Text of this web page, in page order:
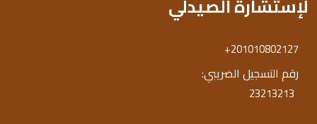
لإستشارة الصيدلي
+201010802127
رقم التسجيل الضريبي:
23213213